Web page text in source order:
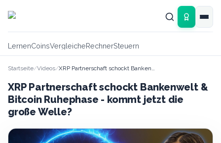
LernenCoinsVergleicheRechnerSteuern
Startseite/Videos/ XRP Partnerschaft schockt Bankenwelt & Bitcoin Ruhephase - kommt jetzt die große Welle?
XRP Partnerschaft schockt Bankenwelt &
Bitcoin Ruhephase - kommt jetzt die
große Welle?